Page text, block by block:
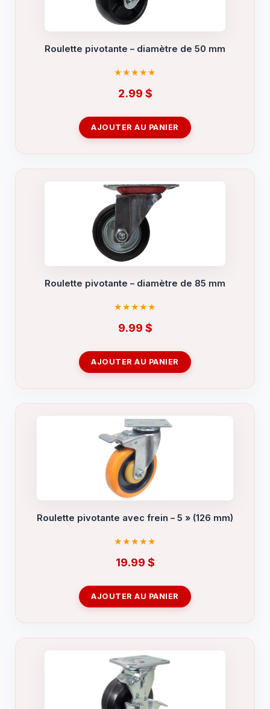
Roulette pivotante – diamètre de 50 mm
2.99 $
AJOUTER AU PANIER
Roulette pivotante – diamètre de 85 mm
9.99 $
AJOUTER AU PANIER
Roulette pivotante avec frein – 5 » (126 mm)
19.99 $
AJOUTER AU PANIER